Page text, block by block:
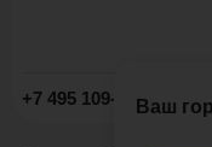
Ваш
+7 495 109-52-09